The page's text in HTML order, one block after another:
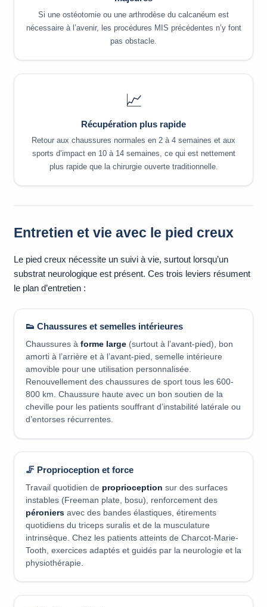
Si une ostéotomie ou une arthrodèse du calcanéum est
nécessaire à l’avenir, les procédures MIS précédentes n’y font
pas obstacle.
📈
Récupération plus rapide
Retour aux chaussures normales en 2 à 4 semaines et aux
sports d’impact en 10 à 14 semaines, ce qui est nettement
plus rapide que la chirurgie ouverte traditionnelle.
Entretien et vie avec le pied creux
Le pied creux nécessite un suivi à vie, surtout lorsqu’un
substrat neurologique est présent. Ces trois leviers résument
le plan d’entretien :
👟 Chaussures et semelles intérieures
Chaussures à forme large(surtout à l’avant-pied), bon
amorti à l’arrière et à l’avant-pied, semelle intérieure
amovible pour une utilisation personnalisée.
Renouvellement des chaussures de sport tous les 600-
800 km. Chaussure haute avec un bon soutien de la
cheville pour les patients souffrant d’instabilité latérale ou
d’entorses récurrentes.
🦵 Proprioception et force
Travail quotidien de proprioception sur des surfaces
instables (Freeman plate, bosu), renforcement des
péroniersavec des bandes élastiques, étirements
quotidiens du triceps suralis et de la musculature
intrinsèque. Chez les patients atteints de Charcot-Marie-
Tooth, exercices adaptés et guidés par la neurologie et la
physiothérapie.